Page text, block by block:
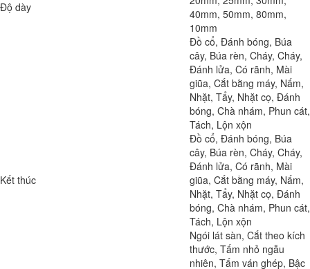
Độ dày
40mm, 50mm, 80mm,
10mm
Đồ cổ, Đánh bóng, Búa
cây, Búa rèn, Cháy, Cháy,
Đánh lửa, Có rãnh, Mài
giũa, Cắt bằng máy, Nấm,
Nhặt, Tẩy, Nhặt cọ, Đánh
bóng, Chà nhám, Phun cát,
Tách, Lộn xộn
Kết thúc
Đồ cổ, Đánh bóng, Búa
cây, Búa rèn, Cháy, Cháy,
Đánh lửa, Có rãnh, Mài
giũa, Cắt bằng máy, Nấm,
Nhặt, Tẩy, Nhặt cọ, Đánh
bóng, Chà nhám, Phun cát,
Tách, Lộn xộn
Ngói lát sàn, Cắt theo kích
thước, Tấm nhỏ ngẫu
nhiên, Tấm ván ghép, Bậc